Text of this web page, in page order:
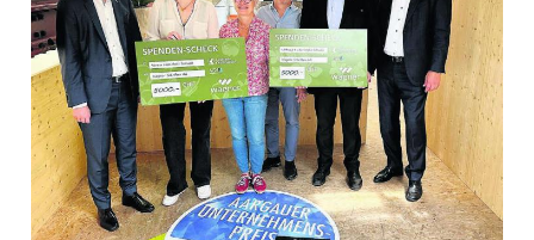
E-
Paper
Newsletter
App